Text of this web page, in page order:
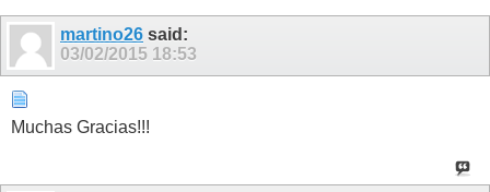
martino26 said:
03/02/2015 18:53
Muchas Gracias!!!